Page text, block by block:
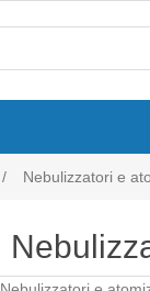
/ Nebulizzatori e